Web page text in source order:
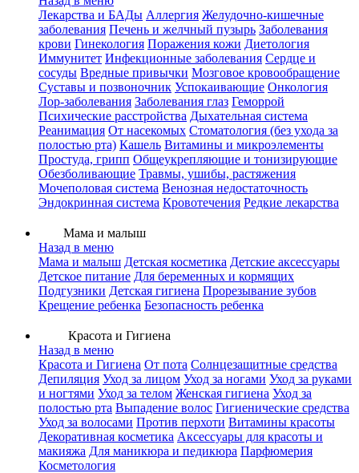
Лекарства и БАДы Аллергия Желудочно-кишечные
заболевания Печень и желчный пузырь Заболевания
крови Гинекология Поражения кожи Диетология
Иммунитет Инфекционные заболевания Сердце и
сосуды Вредные привычки Мозговое кровообращение
Суставы и позвоночник Успокаивающие Онкология
Лор-заболевания Заболевания глаз Геморрой
Психические расстройства Дыхательная система
Реанимация От насекомых Стоматология (без ухода за
полостью рта) Кашель Витамины и микроэлементы
Простуда, грипп Общеукрепляющие и тонизирующие
Обезболивающие Травмы, ушибы, растяжения
Мочеполовая система Венозная недостаточность
Эндокринная система Кровотечения Редкие лекарства
Мама и малыш
Назад в меню
Мама и малыш Детская косметика Детские аксессуары
Детское питание Для беременных и кормящих
Подгузники Детская гигиена Прорезывание зубов
Крещение ребенка Безопасность ребенка
Красота и Гигиена
Назад в меню
Красота и Гигиена От пота Солнцезащитные средства
Депиляция Уход за лицом Уход за ногами Уход за руками
и ногтями Уход за телом Женская гигиена Уход за
полостью рта Выпадение волос Гигиенические средства
Уход за волосами Против перхоти Витамины красоты
Декоративная косметика Аксессуары для красоты и
макияжа Для маникюра и педикюра Парфюмерия
Косметология